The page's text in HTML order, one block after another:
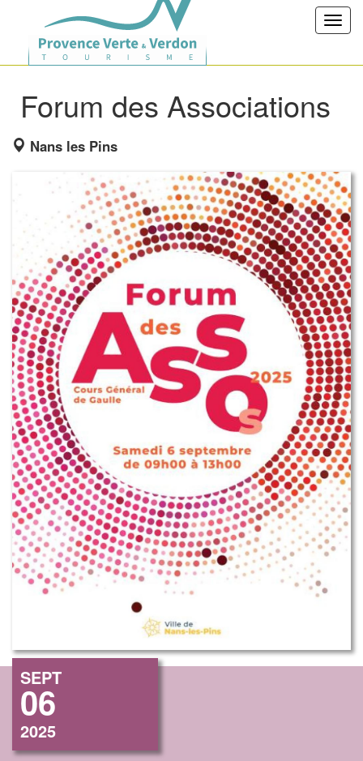
Forum des Associations
Nans les Pins
SEPT
06
2025